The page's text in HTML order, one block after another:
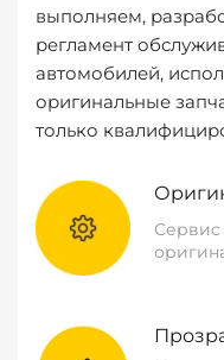
выполняем,
регламент
автомобилей,
оригинальные
только
Сервис